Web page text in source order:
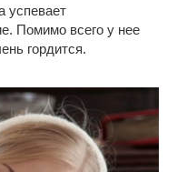
успевает
Помимо всего у нее
гордится.